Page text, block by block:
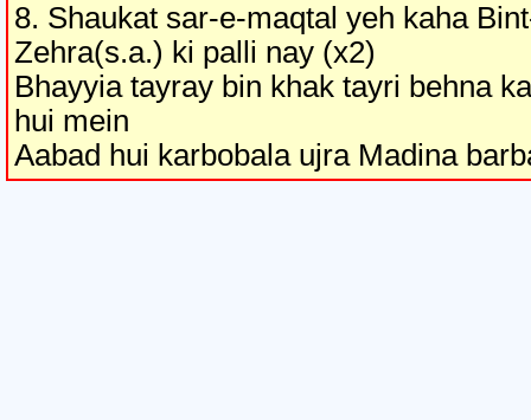
8. Shaukat sar-e-maqtal yeh kaha
Zehra(s.a.) ki palli nay (x2)
Bhayyia tayray bin khak tayri behna
hui mein
Aabad hui karbobala ujra Madina